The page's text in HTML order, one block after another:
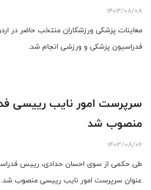
1403/08/08
معاینات پزشکی ورزشکاران منتخب حاضر در
فدراسیون پزشکی و ورزشی انجام شد.
سرپرست امور نایب رییسی
منصوب شد
1403/08/06
طی حکمی از سوی احسان حدادی، رییس
عنوان سرپرست امور نایب رییسی منصوب شد.